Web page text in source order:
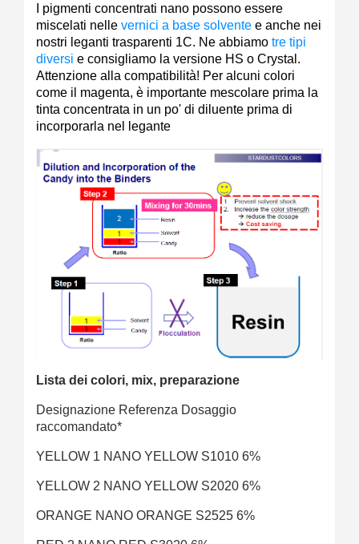
I pigmenti concentrati nano possono essere
miscelati nelle vernici a base solvente e anche nei
nostri leganti trasparenti 1C. Ne abbiamo tre tipi
diversi e consigliamo la versione HS o Crystal.
Attenzione alla compatibilità! Per alcuni colori
come il magenta, è importante mescolare prima la
tinta concentrata in un po' di diluente prima di
incorporarla nel legante
Lista dei colori, mix, preparazione
Designazione Referenza Dosaggio
raccomandato*
YELLOW 1 NANO YELLOW S1010 6%
YELLOW 2 NANO YELLOW S2020 6%
ORANGE NANO ORANGE S2525 6%